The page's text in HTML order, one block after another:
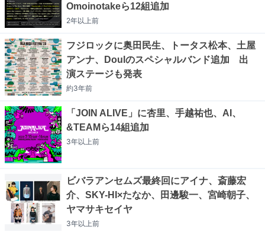
Omoinotakeら12組追加
2年以上前
フジロックに奥田民生、トータス松本、土屋
アンナ、Doulのスペシャルバンド追加 出
演ステージも発表
約3年前
「JOIN ALIVE」に杏里、手越祐也、AI、
&TEAMら14組追加
3年以上前
ビバラアンセムズ最終回にアイナ、斎藤宏
介、SKY-HI×たなか、田邊駿一、宮崎朝子、
ヤマサキセイヤ
3年以上前